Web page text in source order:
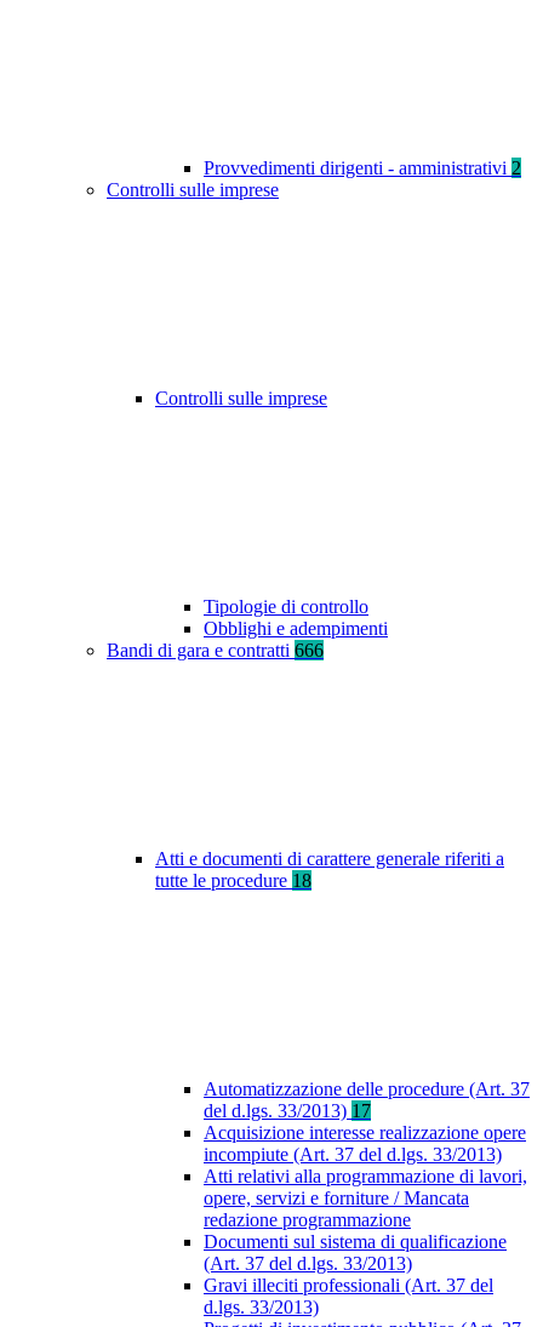
Provvedimenti dirigenti - amministrativi 2
Controlli sulle imprese
Controlli sulle imprese
Tipologie di controllo
Obblighi e adempimenti
Bandi di gara e contratti 666
Atti e documenti di carattere generale riferiti a
tutte le procedure 18
Automatizzazione delle procedure (Art. 37
del d.lgs. 33/2013) 17
Acquisizione interesse realizzazione opere
incompiute (Art. 37 del d.lgs. 33/2013)
Atti relativi alla programmazione di lavori,
opere, servizi e forniture / Mancata
redazione programmazione
Documenti sul sistema di qualificazione
(Art. 37 del d.lgs. 33/2013)
Gravi illeciti professionali (Art. 37 del
d.lgs. 33/2013)